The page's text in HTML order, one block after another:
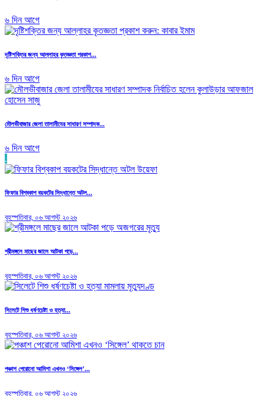
৬ দিন আগে
দৃষ্টিশক্তির জন্য আল্লাহর কৃতজ্ঞতা প্রকাশ...
৬ দিন আগে
মৌলভীবাজার জেলা তালামীযের সাধারণ সম্পাদক...
৬ দিন আগে
.
ফিফার বিশ্বকাপ বয়কটের সিদ্ধান্তে অটল...
বৃহস্পতিবার, ০৬ আগস্ট ২০২৬
শ্রীমঙ্গলে মাছের জালে আটকা পড়ে...
বৃহস্পতিবার, ০৬ আগস্ট ২০২৬
সিলেটে শিশু ধর্ষণচেষ্টা ও হত্যা...
বৃহস্পতিবার, ০৬ আগস্ট ২০২৬
পঞ্চাশ পেরোনো আমিশা এখনও ‘সিঙ্গেল’...
বৃহস্পতিবার, ০৬ আগস্ট ২০২৬